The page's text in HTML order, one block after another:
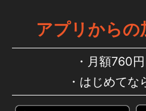
アプリからの
月額760円
はじめてな